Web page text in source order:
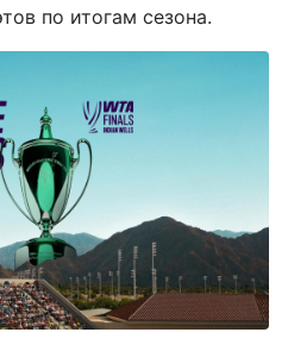
по итогам сезона.